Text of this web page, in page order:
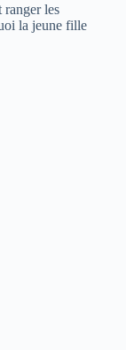
les
la jeune fille